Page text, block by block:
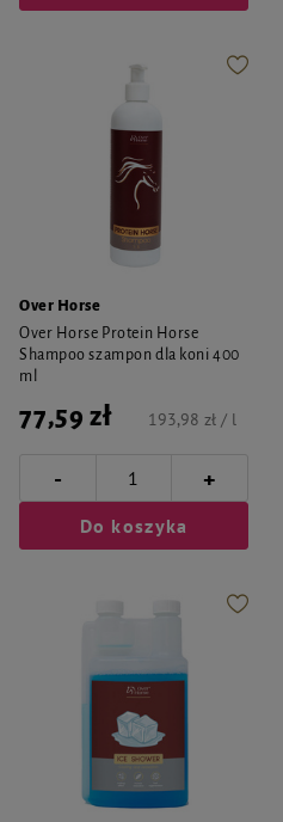
Over Horse
Over Horse Protein Horse
Shampoo szampon dla koni 400
ml
77,59 zł 193,98 zł / l
- +
Do koszyka